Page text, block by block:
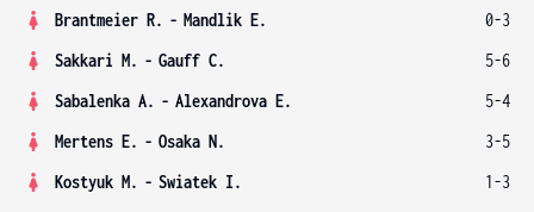
Brantmeier R. - Mandlik E.
0-3
Sakkari M. - Gauff C.
5-6
Sabalenka A. - Alexandrova E.
5-4
Mertens E. - Osaka N.
3-5
Kostyuk M. - Swiatek I. 1-3